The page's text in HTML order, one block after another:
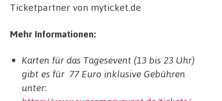
Ticketpartner von myticket.de
Mehr Informationen:
Karten für das Tagesevent (13 bis 23 Uhr)
gibt es für 77 Euro inklusive Gebühren
unter: